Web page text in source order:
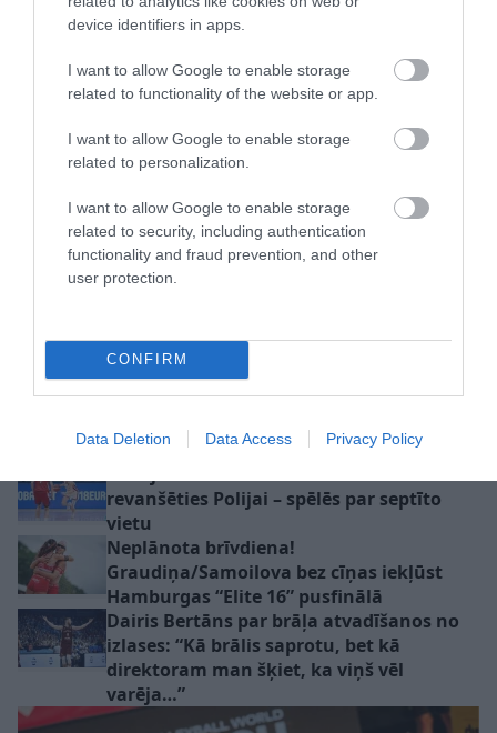
device identifiers in apps.
I want to allow Google to enable storage
related to functionality of the website or app.
I want to allow Google to enable storage
related to personalization.
I want to allow Google to enable storage
related to security, including authentication
functionality and fraud prevention, and other
user protection.
CONFIRM
Data Deletion Data Access Privacy Policy
Latvijas U16 basketbolisti svin
uzvaru pār Turciju otrajā Eiropas
čempionāta mačā
Latvijas izlase pārbaudes
spēlē vēlreiz piekāpjas
Azerbaidžānai, taču no
Baku atvadās ar uzvaru
papildu setā
nepatīkamiem
gadījumiem sociālajos
tīklos: “Viņi ir mūsējie!”
revanšēties Polijai – spēlēs par septīto
vietu
Neplānota brīvdiena!
Graudiņa/Samoilova bez cīņas iekļūst
Hamburgas “Elite 16” pusfinālā
Dairis Bertāns par brāļa atvadīšanos no
izlases: “Kā brālis saprotu, bet kā
direktoram man šķiet, ka viņš vēl
varēja…”